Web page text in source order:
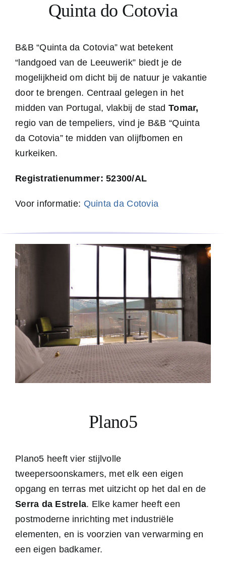
Quinta do Cotovia
B&B “Quinta da Cotovia” wat betekent
“landgoed van de Leeuwerik” biedt je de
mogelijkheid om dicht bij de natuur je vakantie
door te brengen. Centraal gelegen in het
midden van Portugal, vlakbij de stad Tomar,
regio van de tempeliers, vind je B&B “Quinta
da Cotovia” te midden van olijfbomen en
kurkeiken.
Registratienummer: 52300/AL
Voor informatie: Quinta da Cotovia
Plano5
Plano5 heeft vier stijlvolle
tweepersoonskamers, met elk een eigen
opgang en terras met uitzicht op het dal en de
Serra da Estrela. Elke kamer heeft een
postmoderne inrichting met industriële
elementen, en is voorzien van verwarming en
een eigen badkamer.